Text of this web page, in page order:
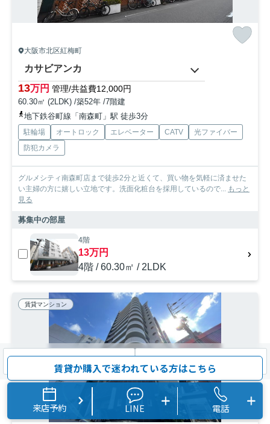
大阪市北区紅梅町
カサビアンカ
13万円 管理/共益費12,000円
60.30㎡ (2LDK) /築52年 /7階建
地下鉄谷町線「南森町」駅 徒歩3分
駐輪場 オートロック エレベーター CATV
光ファイバー
防犯カメラ
グルメシティ南森町店まで徒歩2分と近くて、買い物を気軽に済ませた
い主婦の方に嬉しい立地です。洗面化粧台を採用しているので... もっと
見る
募集中の部屋
4階
13万円
4階 / 60.30㎡ / 2LDK
賃貸マンション
検索条件を変更 まとめてお問い合わせ
賃貸か購入で迷われている方はこちら
来店予約 LINE 電話